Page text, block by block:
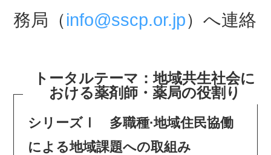
務局（info@sscp.or.jp）へ連絡
トータルテーマ：地域共生社会に
おける薬剤師・薬局の役割り
シリーズⅠ 多職種·地域住民協働
による地域課題への取組み